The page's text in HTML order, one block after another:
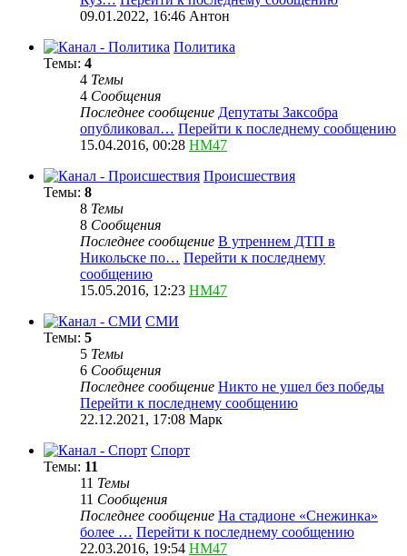
09.01.2022, 16:46 Антон
Политика
Темы: 4
4 Темы
4 Сообщения
Последнее сообщение Депутаты Заксобра
опубликовал… Перейти к последнему сообщению
15.04.2016, 00:28 HM47
Происшествия
Темы: 8
8 Темы
8 Сообщения
Последнее сообщение В утреннем ДТП в
Никольске по… Перейти к последнему
сообщению
15.05.2016, 12:23 HM47
СМИ
Темы: 5
5 Темы
6 Сообщения
Последнее сообщение Никто не ушел без победы
Перейти к последнему сообщению
22.12.2021, 17:08 Марк
Спорт
Темы: 11
11 Темы
11 Сообщения
Последнее сообщение На стадионе «Снежинка»
более … Перейти к последнему сообщению
22.03.2016, 19:54 HM47